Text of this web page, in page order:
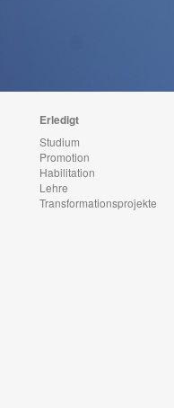
Erledigt
Studium
Promotion
Habilitation
Lehre
Transformationsprojekte